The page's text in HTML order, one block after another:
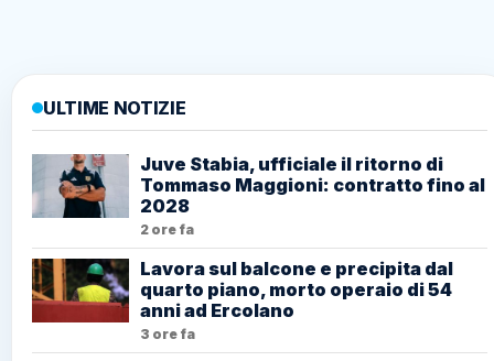
ULTIME NOTIZIE
Juve Stabia, ufficiale il ritorno di
Tommaso Maggioni: contratto fino al
2028
2 ore fa
Lavora sul balcone e precipita dal
quarto piano, morto operaio di 54
anni ad Ercolano
3 ore fa